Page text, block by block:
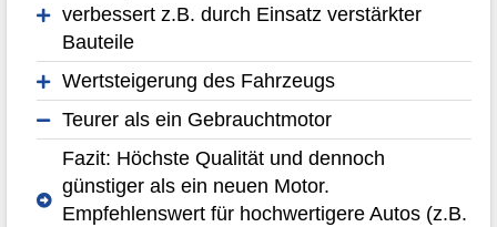
verbessert z.B. durch Einsatz verstärkter
Bauteile
Wertsteigerung des Fahrzeugs
Teurer als ein Gebrauchtmotor
Fazit: Höchste Qualität und dennoch
günstiger als ein neuen Motor.
Empfehlenswert für hochwertigere Autos (z.B.